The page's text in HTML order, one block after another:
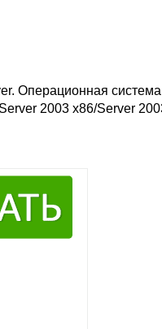
Операционная
2003 x86/Server